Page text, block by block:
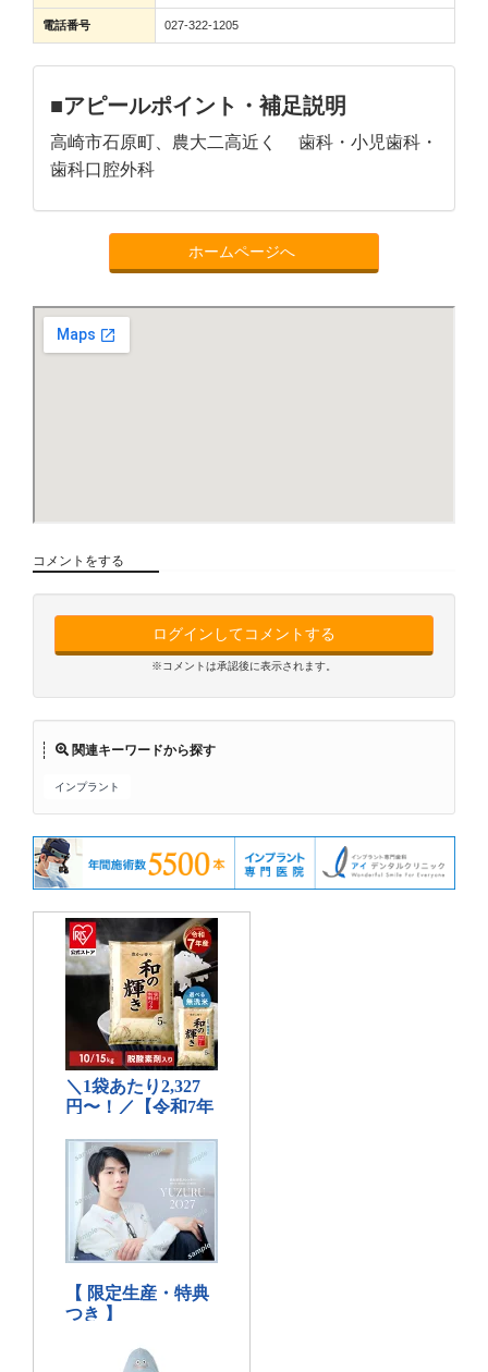
電話番号 027-322-1205
■アピールポイント・補足説明
高崎市石原町、農大二高近く 歯科・小児歯科・
歯科口腔外科
ホームページへ
コメントをする
ログインしてコメントする
※コメントは承認後に表示されます。
関連キーワードから探す
インプラント